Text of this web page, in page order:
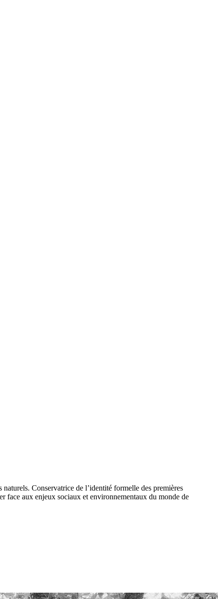
Conservatrice de l’identité formelle des premières
face aux enjeux sociaux et environnementaux du monde de